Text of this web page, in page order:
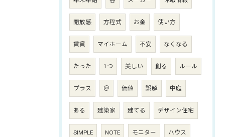
開放感 方程式 お金 使い方
賃貸 マイホーム 不安 なくなる
たった 1つ 美しい 創る ルール
プラス ＠ 価値 誤解 中庭
ある 建築家 建てる デザイン住宅
SIMPLE NOTE モニター ハウス